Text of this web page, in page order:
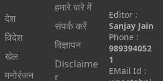
देश
विदेश
खेल
मनोरंजन
हमारे बारे में
संपर्क करें
विज्ञापन
Disclaime
r
Editor :
Sanjay Jain
Phone :
989394052
1
EMail Id :